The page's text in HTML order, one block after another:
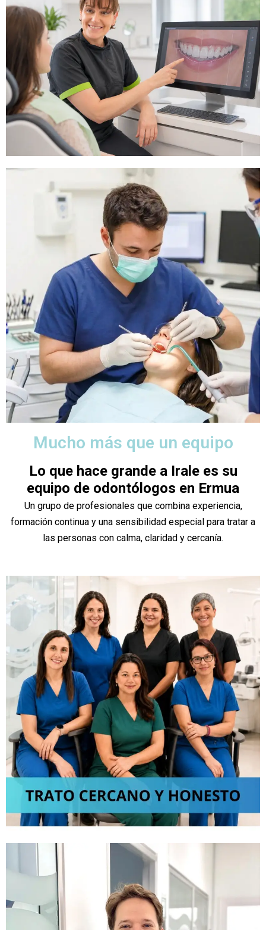
Mucho más que un equipo
Lo que hace grande a Irale es su
equipo de odontólogos en Ermua
Un grupo de profesionales que combina experiencia,
formación continua y una sensibilidad especial para tratar a
las personas con calma, claridad y cercanía.